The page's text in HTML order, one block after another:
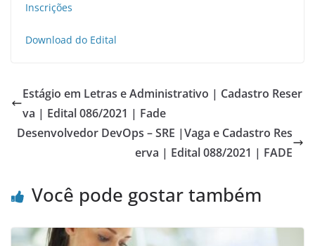
Inscrições
Download do Edital
Estágio em Letras e Administrativo | Cadastro Reser
va | Edital 086/2021 | Fade
Desenvolvedor DevOps – SRE |Vaga e Cadastro Res
erva | Edital 088/2021 | FADE
Você pode gostar também